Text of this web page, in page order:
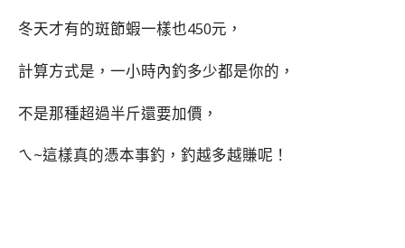
冬天才有的斑節蝦一樣也450元，
計算方式是，一小時內釣多少都是你的，
不是那種超過半斤還要加價，
ㄟ~這樣真的憑本事釣，釣越多越賺呢！